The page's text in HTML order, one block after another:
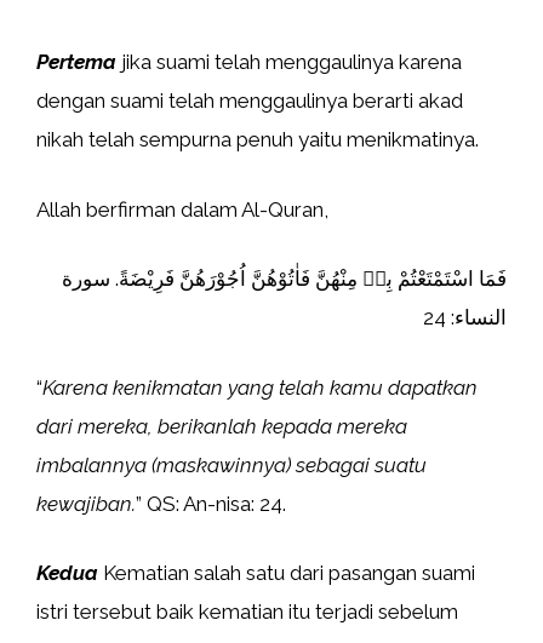
Pertema jika suami telah menggaulinya karena
dengan suami telah menggaulinya berarti akad
nikah telah sempurna penuh yaitu menikmatinya.
Allah berfirman dalam Al-Quran,
فَمَا اسْتَمْتَعْتُمْ بِهٖ مِنْهُنَّ فَاٰتُوْهُنَّ اُجُوْرَهُنَّ فَرِيْضَةً. سورة
النساء: 24
“Karena kenikmatan yang telah kamu dapatkan
dari mereka, berikanlah kepada mereka
imbalannya (maskawinnya) sebagai suatu
kewajiban.” QS: An-nisa: 24.
Kedua Kematian salah satu dari pasangan suami
istri tersebut baik kematian itu terjadi sebelum